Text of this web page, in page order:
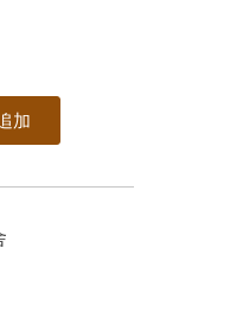
加